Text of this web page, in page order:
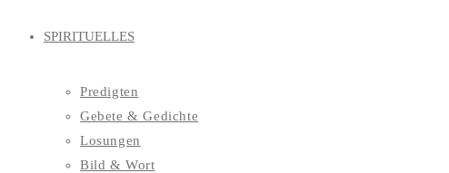
SPIRITUELLES
Predigten
Gebete & Gedichte
Losungen
Bild & Wort